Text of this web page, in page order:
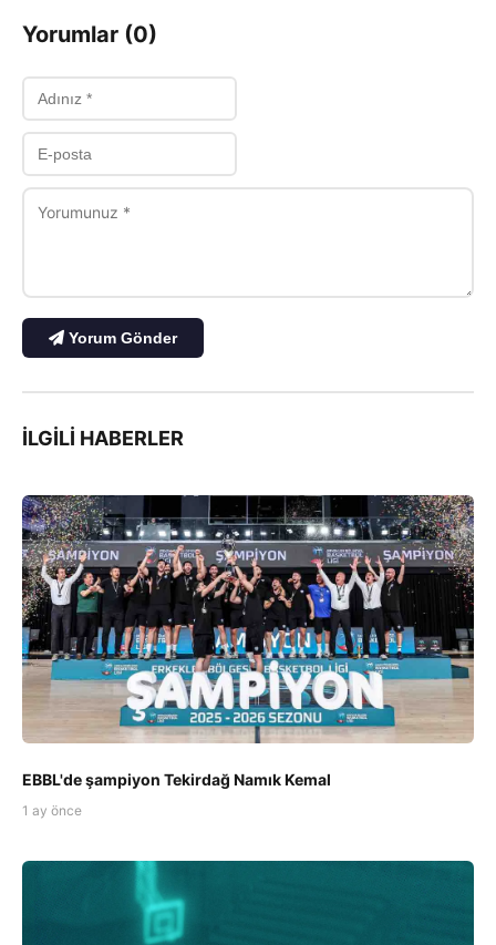
Yorumlar (0)
Yorum Gönder
İLGILI HABERLER
EBBL'de şampiyon Tekirdağ Namık Kemal
1 ay önce